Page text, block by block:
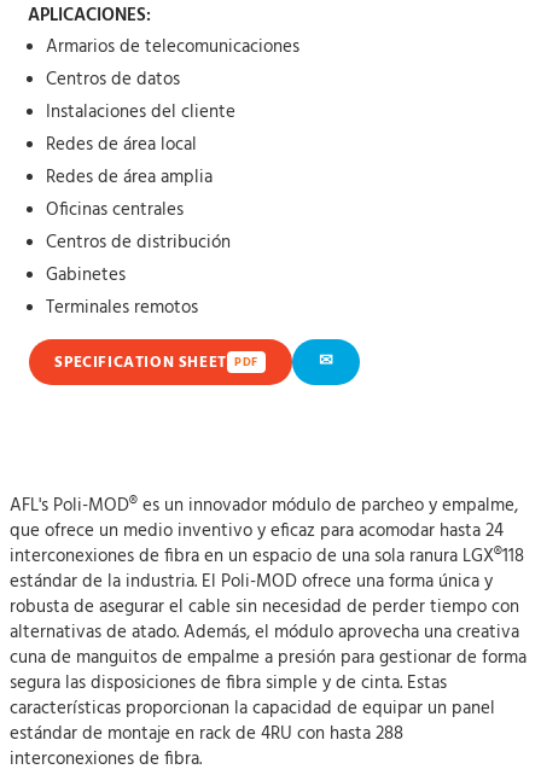
APLICACIONES:
Armarios de telecomunicaciones
Centros de datos
Instalaciones del cliente
Redes de área local
Redes de área amplia
Oficinas centrales
Centros de distribución
Gabinetes
Terminales remotos
SPECIFICATION SHEET PDF ✉
AFL's Poli-MOD® es un innovador módulo de parcheo y empalme,
que ofrece un medio inventivo y eficaz para acomodar hasta 24
interconexiones de fibra en un espacio de una sola ranura LGX®118
estándar de la industria. El Poli-MOD ofrece una forma única y
robusta de asegurar el cable sin necesidad de perder tiempo con
alternativas de atado. Además, el módulo aprovecha una creativa
cuna de manguitos de empalme a presión para gestionar de forma
segura las disposiciones de fibra simple y de cinta. Estas
características proporcionan la capacidad de equipar un panel
estándar de montaje en rack de 4RU con hasta 288
interconexiones de fibra.